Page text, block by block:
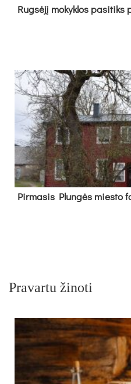
Rug­sė­jį mo­kyk­los pa­si­tiks
Pir­ma­sis Plun­gės mies­to
Pravartu žinoti